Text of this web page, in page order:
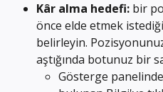
Kâr alma hedefi: bir
önce elde etmek
belirleyin.
aştığında botunuz bir
Gösterge